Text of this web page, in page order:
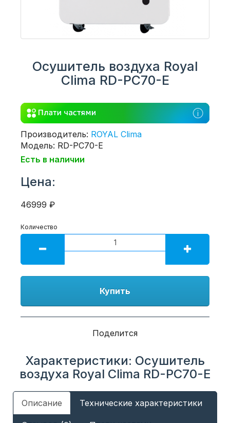
Осушитель воздуха Royal
Clima RD-PC70-E
Производитель: ROYAL Clima
Модель: RD-PC70-E
Есть в наличии
Цена:
46999 ₽
Количество
Купить
Поделится
Характеристики: Осушитель
воздуха Royal Clima RD-PC70-E
Описание Технические характеристики